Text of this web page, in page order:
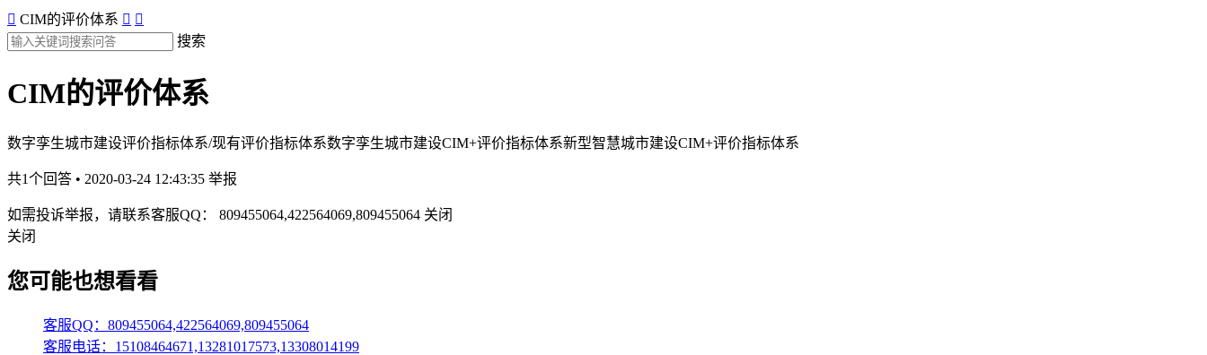
 CIM的评价体系  
搜索
CIM的评价体系
数字孪生城市建设评价指标体系/现有评价指标体系数字孪生城市建设CIM+评价指标体系新型智慧城市建设CIM+评价指标体系
共1个回答 • 2020-03-24 12:43:35 举报
如需投诉举报，请联系客服QQ： 809455064,422564069,809455064 关闭
关闭
您可能也想看看
客服QQ：809455064,422564069,809455064
客服电话：15108464671,13281017573,13308014199